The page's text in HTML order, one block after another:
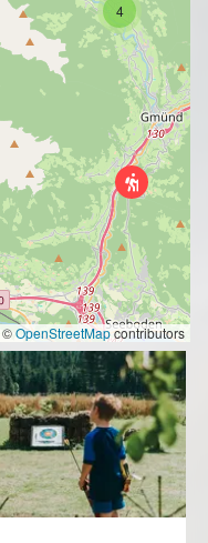
4
©OpenStreetMapcontributors